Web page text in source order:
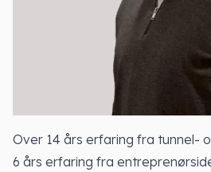
Over 14 års erfaring fra tunnel-
6 års erfaring fra